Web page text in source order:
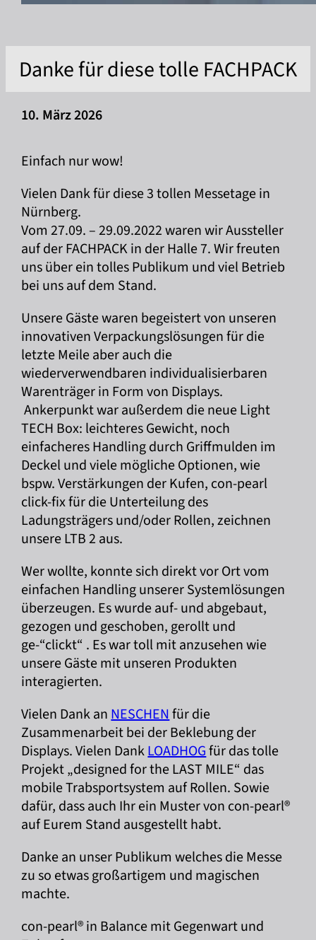
Danke für diese tolle FACHPACK
10. März 2026
Einfach nur wow!
Vielen Dank für diese 3 tollen Messetage in
Nürnberg.
Vom 27.09. – 29.09.2022 waren wir Aussteller
auf der FACHPACK in der Halle 7. Wir freuten
uns über ein tolles Publikum und viel Betrieb
bei uns auf dem Stand.
Unsere Gäste waren begeistert von unseren
innovativen Verpackungslösungen für die
letzte Meile aber auch die
wiederverwendbaren individualisierbaren
Warenträger in Form von Displays.
Ankerpunkt war außerdem die neue Light
TECH Box: leichteres Gewicht, noch
einfacheres Handling durch Griffmulden im
Deckel und viele mögliche Optionen, wie
bspw. Verstärkungen der Kufen, con-pearl
click-fix für die Unterteilung des
Ladungsträgers und/oder Rollen, zeichnen
unsere LTB 2 aus.
Wer wollte, konnte sich direkt vor Ort vom
einfachen Handling unserer Systemlösungen
überzeugen. Es wurde auf- und abgebaut,
gezogen und geschoben, gerollt und
ge-“clickt“ . Es war toll mit anzusehen wie
unsere Gäste mit unseren Produkten
interagierten.
Vielen Dank anNESCHENfür die
Zusammenarbeit bei der Beklebung der
Displays. Vielen DankLOADHOGfür das tolle
Projekt „designed for the LAST MILE“ das
mobile Trabsportsystem auf Rollen. Sowie
dafür, dass auch Ihr ein Muster von con-pearl®
auf Eurem Stand ausgestellt habt.
Danke an unser Publikum welches die Messe
zu so etwas großartigem und magischen
machte.
con-pearl® in Balance mit Gegenwart und